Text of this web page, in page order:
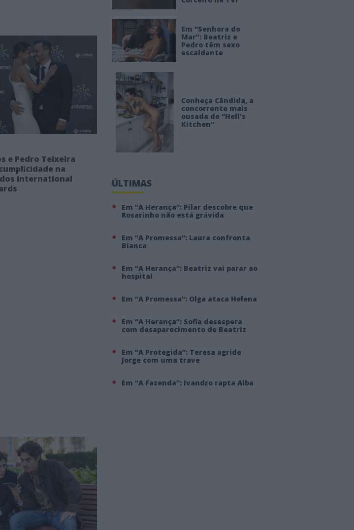
e Pedro Teixeira
na
International
Em “Senhora do
Mar”: Beatriz e
Pedro têm sexo
escaldante
Conheça Cândida, a
concorrente mais
ousada de “Hell’s
Kitchen”
ÚLTIMAS
Em “A Herança”: Pilar descobre que
Rosarinho não está grávida
Em “A Promessa”: Laura confronta
Bianca
Em “A Herança”: Beatriz vai parar ao
hospital
Em “A Promessa”: Olga ataca Helena
Em “A Herança”: Sofia desespera
com desaparecimento de Beatriz
Em “A Protegida”: Teresa agride
Jorge com uma trave
Em “A Fazenda”: Ivandro rapta Alba